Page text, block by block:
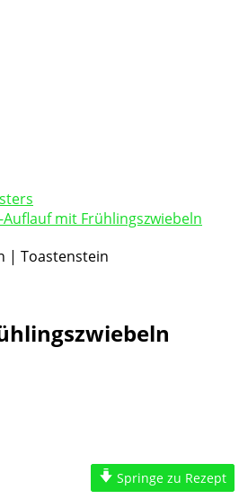
mit Frühlingszwiebeln
Springe zu Rezept